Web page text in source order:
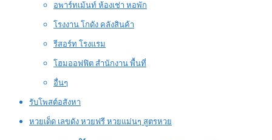
อพาร์ทเม้นท์ ห้องเช่า หอพัก
โรงงาน โกดัง คลังสินค้า
รีสอร์ท โรงแรม
โฮมออฟฟิต สำนักงาน พื้นที่
อื่นๆ
รับโพสต์อสังหา
หวยเด็ด เลขดัง หวยฟรี หวยแม่นๆ สูตรหวย